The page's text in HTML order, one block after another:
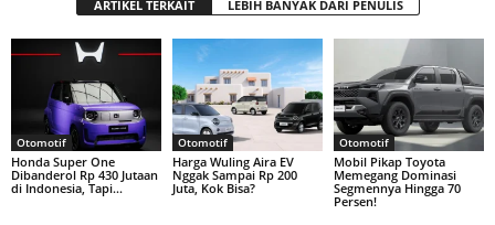
ARTIKEL TERKAIT LEBIH BANYAK DARI PENULIS
Otomotif
Honda Super One
Dibanderol Rp 430 Jutaan
di Indonesia, Tapi…
Otomotif
Harga Wuling Aira EV
Nggak Sampai Rp 200
Juta, Kok Bisa?
Otomotif
Mobil Pikap Toyota
Memegang Dominasi
Segmennya Hingga 70
Persen!